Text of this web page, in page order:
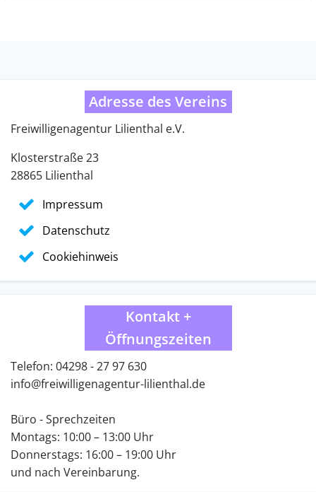
Adresse des Vereins
Freiwilligenagentur Lilienthal e.V.
Klosterstraße 23
28865 Lilienthal
Impressum
Datenschutz
Cookiehinweis
Kontakt +
Öffnungszeiten
Telefon: 04298 - 27 97 630
info@freiwilligenagentur-lilienthal.de
Büro - Sprechzeiten
Montags: 10:00 – 13:00 Uhr
Donnerstags: 16:00 – 19:00 Uhr
und nach Vereinbarung.